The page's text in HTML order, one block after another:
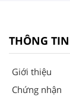
THÔNG
Giới thiệu
Chứng nhận